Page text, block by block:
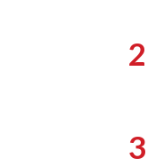
2
3